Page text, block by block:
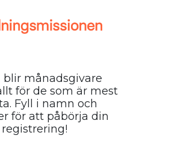
blir månadsgivare
för de som är mest
Fyll i namn och
för att påbörja din
registrering!